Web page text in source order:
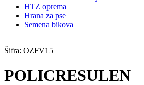
HTZ oprema
Hrana za pse
Semena bikova
Šifra: OZFV15
POLICRESULEN